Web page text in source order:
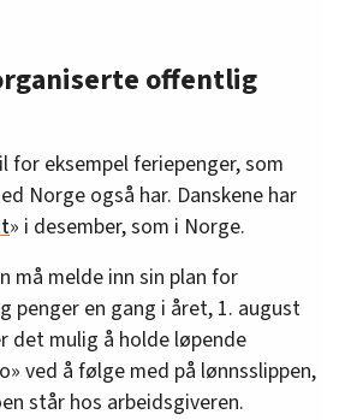
offentlig
for eksempel feriepenger, som
Norge også har. Danskene har
» i desember, som i Norge.
må melde inn sin plan for
penger en gang i året, 1. august
det mulig å holde løpende
ved å følge med på lønnsslippen,
står hos arbeidsgiveren.